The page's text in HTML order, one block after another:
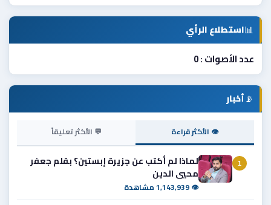
📊استطلاع الرأي
عدد الأصوات : 0
📡أخبار
👁 الأكثر قراءة 💬 الأكثر تعليقاً
1
لماذا لم أكتب عن جزيرة إبستين؟ بقلم جعفر
محيي الدين
👁 1,143,939 مشاهدة